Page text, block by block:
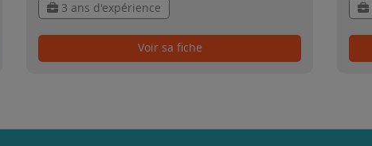
3 ans d'expérience
Voir sa fiche